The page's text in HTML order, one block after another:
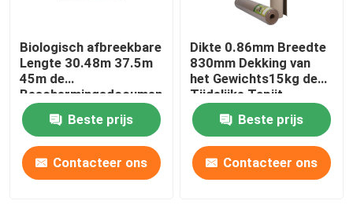
Biologisch afbreekbare
Lengte 30.48m 37.5m
45m de
Beschermingsdocument
van de
Huishoudenbevloering
Beste prijs
Contacteer ons
Dikte 0.86mm Breedte
830mm Dekking van
het Gewichts15kg de
Tijdelijke Tapijt
Beste prijs
Contacteer ons